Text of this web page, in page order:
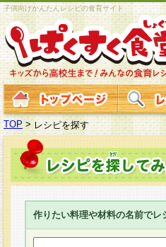
子供向けかんたんレシピの食育サイト
TOP > レシピを探す
作りたい料理や材料の名前でレ